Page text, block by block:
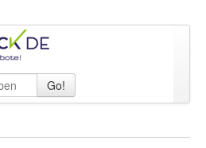
Go!